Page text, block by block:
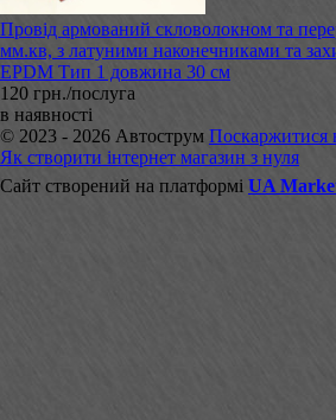
Провід армований скловолокном та
мм.кв, з латуними наконечниками та
EPDM Тип 1 довжина 30 см
120 грн./послуга
в наявності
© 2023 - 2026 Автострум Поскаржитися
Як створити інтернет магазин з нуля
Сайт створений на платформі UA